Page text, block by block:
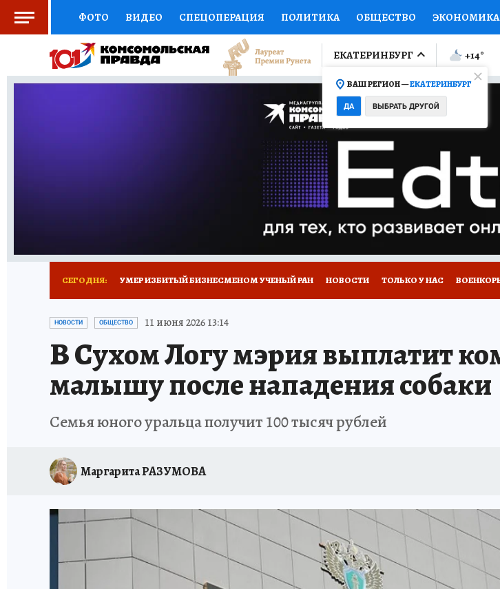
ФОТО ВИДЕО СПЕЦОПЕРАЦИЯ ПОЛИТИКА ОБЩЕСТВО ЭКОНОМИКА
СОЦПОДДЕРЖКА НАУКА СПОРТ КОЛУМНИСТЫ ПРОИСШЕСТВИЯ
ВЫБОР ЭКСПЕРТОВ ДОКТОР ФИНАНСЫ ОТКРЫВАЕМ МИР Я ЗНАЮ
ПРОГНОЗЫ НА СПОРТ ПРОМОКОДЫ СЕРИАЛЫ
ТЕЛЕВИЗОР КОЛЛЕКЦИИ КОНКУРСЫ
НОВОЕ НА САЙТЕ
ЕКАТЕРИНБУРГ
ВАШ РЕГИОН —ЕКАТЕРИНБУРГ
ДА ВЫБРАТЬ ДРУГОЙ
+14°
СЕГОДНЯ: УМЕР ИЗБИТЫЙ БИЗНЕСМЕНОМ УЧЕНЫЙ РАН НОВОСТИ ТОЛЬКО У НАС
ЗАПОВЕДНАЯ РОССИЯ
НОВОСТИ ОБЩЕСТВО 11 июня 2026 13:14
В Сухом Логу мэрия выплатит
малышу после нападения собаки
Семья юного уральца получит 100 тысяч рублей
Маргарита РАЗУМОВА